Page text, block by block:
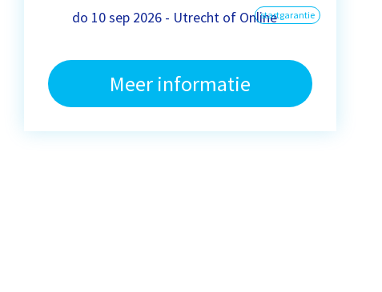
do 10 sep 2026 - Utrecht of Onlinestartgarantie
Meer informatie